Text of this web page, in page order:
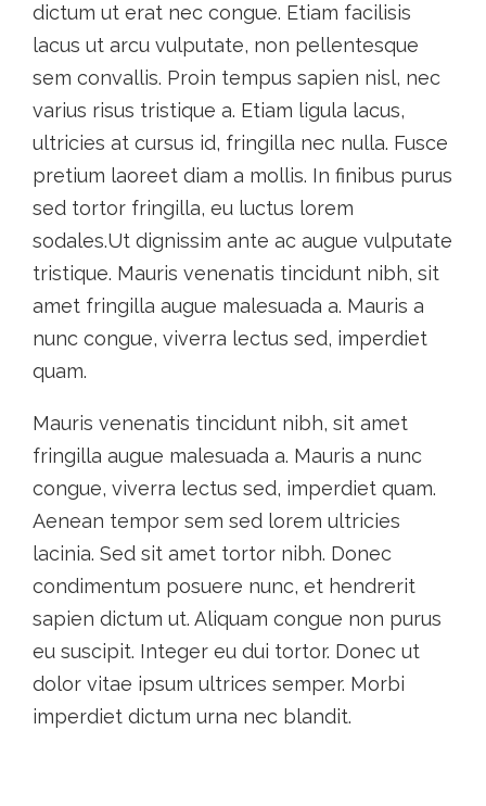
dictum ut erat nec congue. Etiam facilisis
lacus ut arcu vulputate, non pellentesque
sem convallis. Proin tempus sapien nisl, nec
varius risus tristique a. Etiam ligula lacus,
ultricies at cursus id, fringilla nec nulla. Fusce
pretium laoreet diam a mollis. In finibus purus
sed tortor fringilla, eu luctus lorem
sodales.Ut dignissim ante ac augue vulputate
tristique. Mauris venenatis tincidunt nibh, sit
amet fringilla augue malesuada a. Mauris a
nunc congue, viverra lectus sed, imperdiet
quam.
Mauris venenatis tincidunt nibh, sit amet
fringilla augue malesuada a. Mauris a nunc
congue, viverra lectus sed, imperdiet quam.
Aenean tempor sem sed lorem ultricies
lacinia. Sed sit amet tortor nibh. Donec
condimentum posuere nunc, et hendrerit
sapien dictum ut. Aliquam congue non purus
eu suscipit. Integer eu dui tortor. Donec ut
dolor vitae ipsum ultrices semper. Morbi
imperdiet dictum urna nec blandit.